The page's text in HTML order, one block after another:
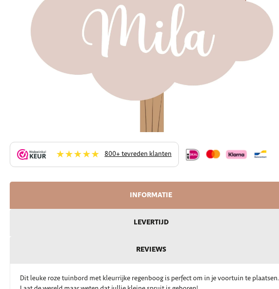
★★★★★ 800+ tevreden klanten
INFORMATIE
LEVERTIJD
REVIEWS
Dit leuke roze tuinbord met kleurrijke regenboog is perfect om in je voortuin te plaatsen.